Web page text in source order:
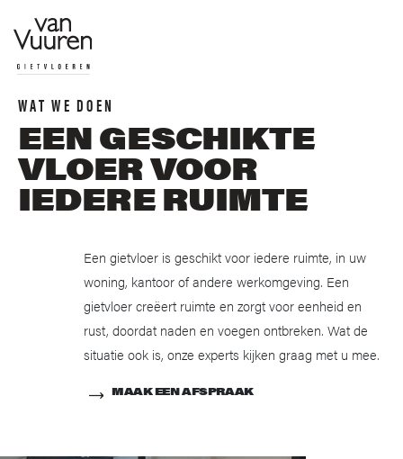
WAT WE DOEN
EEN GESCHIKTE
VLOER VOOR
IEDERE RUIMTE
Een gietvloer is geschikt voor iedere ruimte, in uw
woning, kantoor of andere werkomgeving. Een
gietvloer creëert ruimte en zorgt voor eenheid en
rust, doordat naden en voegen ontbreken. Wat de
situatie ook is, onze experts kijken graag met u mee.
MAAK EEN AFSPRAAK